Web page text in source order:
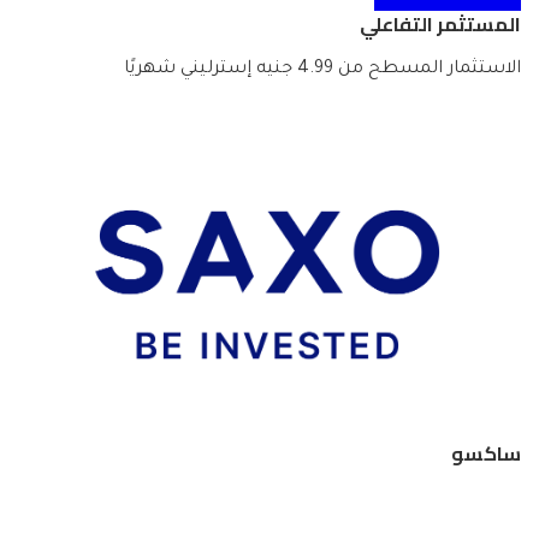
المستثمر التفاعلي
الاستثمار المسطح من 4.99 جنيه إسترليني شهريًا
ساكسو